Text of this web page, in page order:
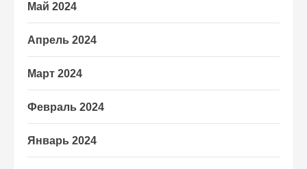
Май 2024
Апрель 2024
Март 2024
Февраль 2024
Январь 2024